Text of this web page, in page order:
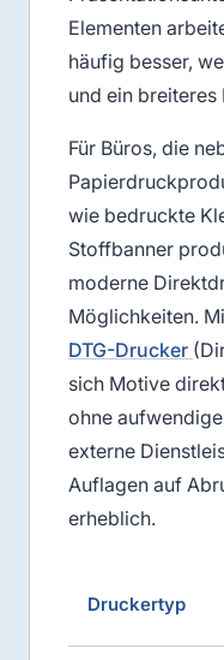
Elementen
häufig besser,
und ein
Für Büros, die
wie bedruckte
Stoffbanner
moderne
Möglichkeiten.
DTG-Drucker
sich Motive
ohne
externe
Auflagen auf
erheblich.
Druckertyp